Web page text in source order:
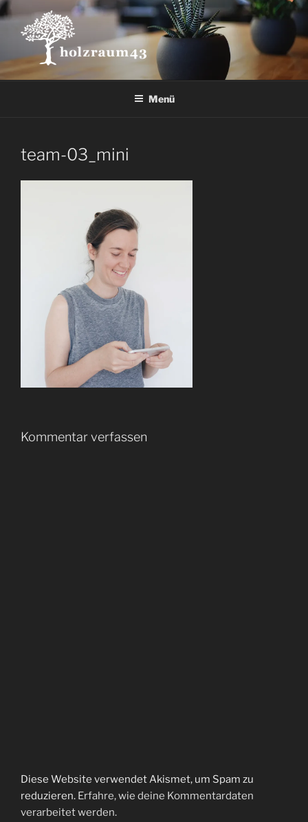
Zum
Inhalt
springen
Menü
team-03_mini
Kommentar verfassen
Diese Website verwendet Akismet, um Spam zu
reduzieren. Erfahre, wie deine Kommentardaten
verarbeitet werden.